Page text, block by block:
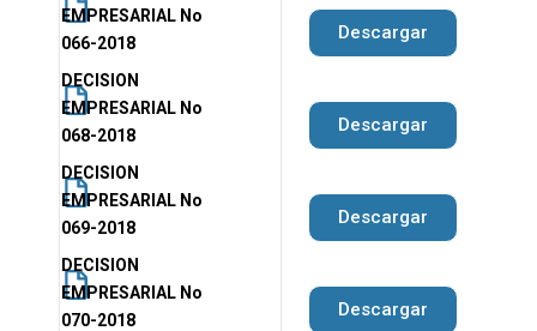
EMPRESARIAL No
066-2018
Descargar
DECISION
EMPRESARIAL No
068-2018
Descargar
DECISION
EMPRESARIAL No
069-2018
Descargar
DECISION
EMPRESARIAL No
070-2018
Descargar